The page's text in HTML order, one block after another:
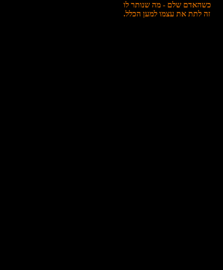
כשהאדם שלם - מה שנותר לו
זה לתת את עצמו למען הכלל.